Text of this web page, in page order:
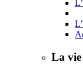
La vie